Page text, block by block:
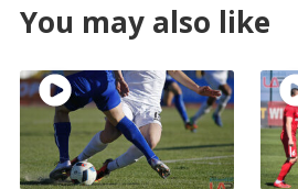
You may also like